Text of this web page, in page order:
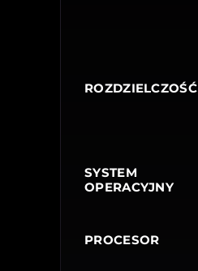
ROZDZIELCZOŚĆ
SYSTEM
OPERACYJNY
PROCESOR